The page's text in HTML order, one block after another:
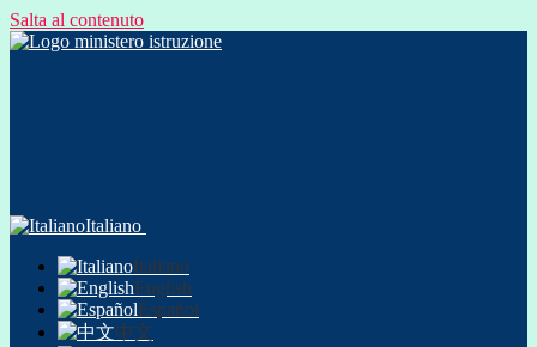
Salta al contenuto
Italiano
Italiano
English
Español
中文